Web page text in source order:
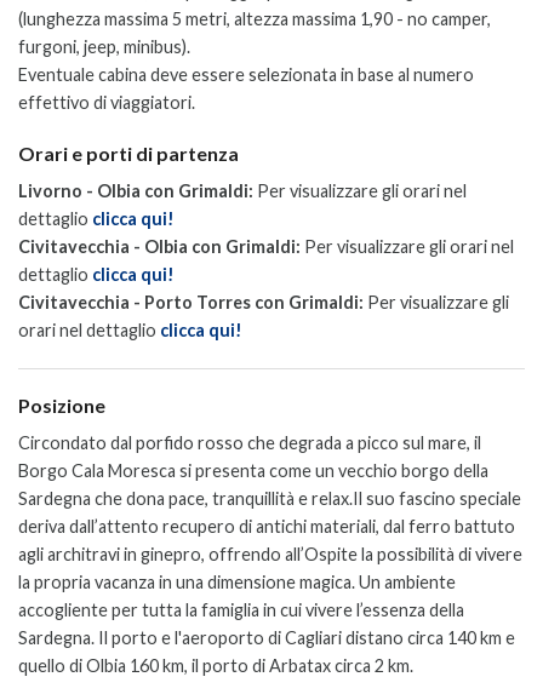
(lunghezza massima 5 metri, altezza massima 1,90 - no camper,
furgoni, jeep, minibus).
Eventuale cabina deve essere selezionata in base al numero
effettivo di viaggiatori.
Orari e porti di partenza
Livorno - Olbia con Grimaldi: Per visualizzare gli orari nel
dettaglio clicca qui!
Civitavecchia - Olbia con Grimaldi: Per visualizzare gli orari nel
dettaglio clicca qui!
Civitavecchia - Porto Torres con Grimaldi: Per visualizzare gli
orari nel dettaglio clicca qui!
Posizione
Circondato dal porfido rosso che degrada a picco sul mare, il
Borgo Cala Moresca si presenta come un vecchio borgo della
Sardegna che dona pace, tranquillità e relax.Il suo fascino speciale
deriva dall’attento recupero di antichi materiali, dal ferro battuto
agli architravi in ginepro, offrendo all’Ospite la possibilità di vivere
la propria vacanza in una dimensione magica. Un ambiente
accogliente per tutta la famiglia in cui vivere l’essenza della
Sardegna. Il porto e l'aeroporto di Cagliari distano circa 140 km e
quello di Olbia 160 km, il porto di Arbatax circa 2 km.